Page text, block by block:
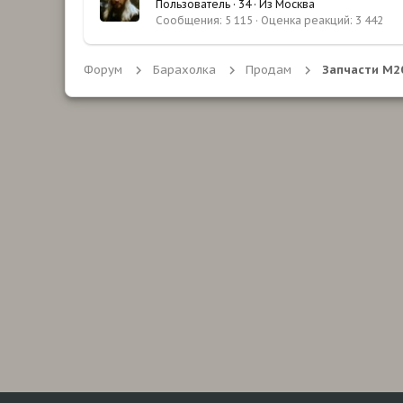
Пользователь · 34 · Из Москва
Сообщения 5 115 Оценка реакций 3 442
Форум Барахолка Продам Запчасти